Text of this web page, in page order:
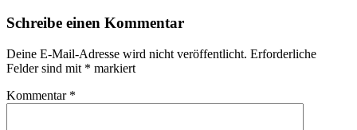
Schreibe einen Kommentar
Deine E-Mail-Adresse wird nicht veröffentlicht. Erforderliche
Felder sind mit * markiert
Kommentar *